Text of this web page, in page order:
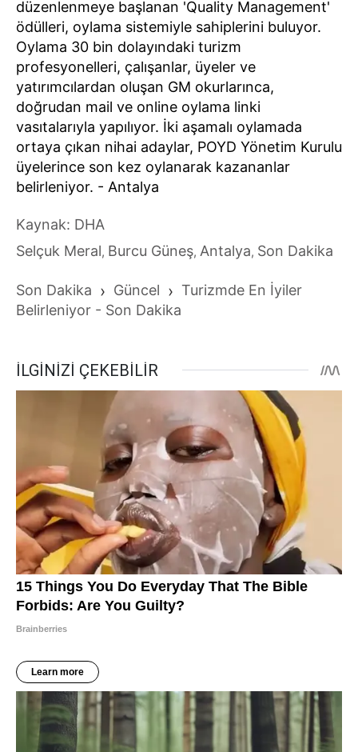
düzenlenmeye başlanan 'Quality Management'
ödülleri, oylama sistemiyle sahiplerini buluyor.
Oylama 30 bin dolayındaki turizm
profesyonelleri, çalışanlar, üyeler ve
yatırımcılardan oluşan GM okurlarınca,
doğrudan mail ve online oylama linki
vasıtalarıyla yapılıyor. İki aşamalı oylamada
ortaya çıkan nihai adaylar, POYD Yönetim Kurulu
üyelerince son kez oylanarak kazananlar
belirleniyor. - Antalya
Kaynak: DHA
Selçuk Meral, Burcu Güneş, Antalya, Son Dakika
Son Dakika › Güncel › Turizmde En İyiler
Belirleniyor - Son Dakika